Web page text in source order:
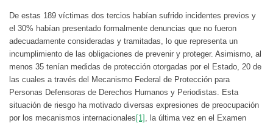
De estas 189 víctimas dos tercios habían sufrido incidentes previos y
el 30% habían presentado formalmente denuncias que no fueron
adecuadamente consideradas y tramitadas, lo que representa un
incumplimiento de las obligaciones de prevenir y proteger. Asimismo, al
menos 35 tenían medidas de protección otorgadas por el Estado, 20 de
las cuales a través del Mecanismo Federal de Protección para
Personas Defensoras de Derechos Humanos y Periodistas. Esta
situación de riesgo ha motivado diversas expresiones de preocupación
por los mecanismos internacionales [1]
, la última vez en el Examen